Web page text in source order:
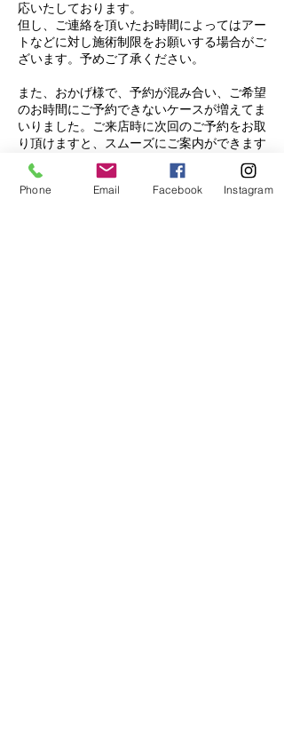
応いたしております。
但し、ご連絡を頂いたお時間によってはアー
トなどに対し施術制限をお願いする場合がご
ざいます。予めご了承ください。
また、おかげ様で、予約が混み合い、ご希望
のお時間にご予約できないケースが増えてま
いりました。ご来店時に次回のご予約をお取
り頂けますと、スムーズにご案内ができます
ので、ご協力のほどよろしくお願い致しま
す。
Phone Email Facebook Instagram